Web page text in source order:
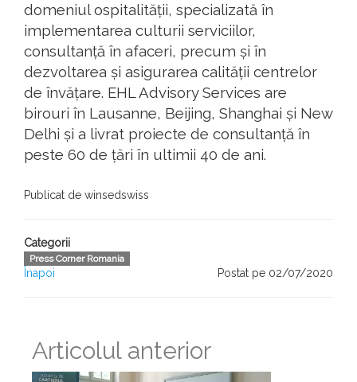
domeniul ospitalității, specializată în
implementarea culturii serviciilor,
consultanță în afaceri, precum și în
dezvoltarea și asigurarea calității centrelor
de învățare. EHL Advisory Services are
birouri în Lausanne, Beijing, Shanghai și New
Delhi și a livrat proiecte de consultanță în
peste 60 de țări în ultimii 40 de ani.
Publicat de winsedswiss
Categorii
Press Corner Romania
Înapoi Postat pe 02/07/2020
Articolul anterior